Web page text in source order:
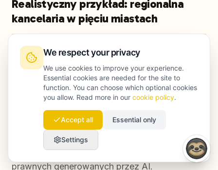
Realistyczny przykład: regionalna
kancelaria w pięciu miastach
Wyobraźmy sobie średniej wielkości kancelarię
z biurami w pięciu miastach w Belgii i Holandii.
Zanim uporządkowano local SEO, firma miała
jedną ogólną stronę usługową, a na dole tylko
sekcję z adresami oddziałów. Dla większości
zapytań lokalnych kancelaria pojawiała się
dopiero na drugiej lub trzeciej stronie wyników i
bardzo rzadko trafiała do rekomendacji
prawnych generowanych przez AI.
We respect your privacy
We use cookies to improve your experience.
Essential cookies are needed for the site to
function. You can choose which optional cookies
you allow. Read more in our cookie policy.
Accept all Essential only
Settings